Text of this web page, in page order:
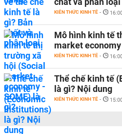
KIẾN THỨC KINH TẾ -
Mô hình kinh tế
market economy
KIẾN THỨC KINH TẾ -
Thể chế kinh tế
là gì? Nội dung
KIẾN THỨC KINH TẾ -